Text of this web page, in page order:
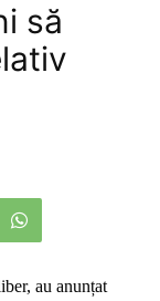
să
au anunțat